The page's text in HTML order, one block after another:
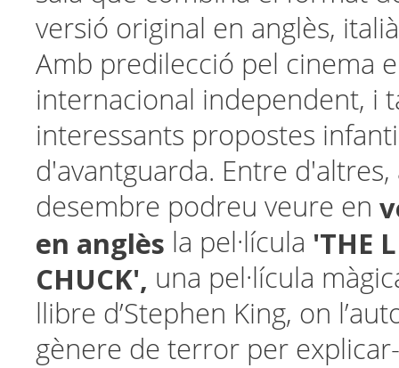
versió original en anglès,
Amb predilecció pel cinema
internacional independent, i
interessants propostes
d'avantguarda. Entre d'altres,
desembre podreu veure en
en anglès la pel·lícula 'THE
CHUCK', una pel·lícula
llibre d’Stephen King, on
gènere de terror per